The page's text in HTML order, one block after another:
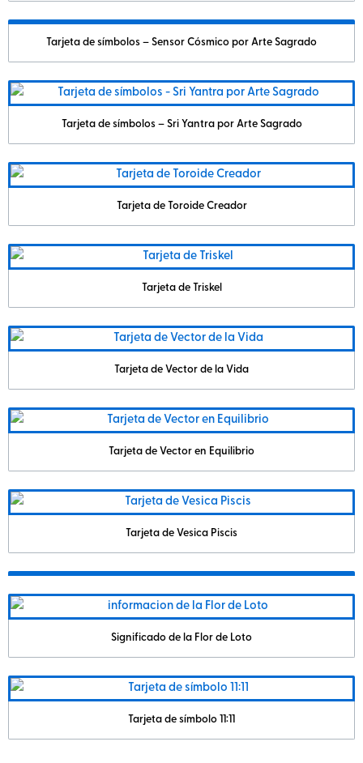
Tarjeta de símbolos – Sensor Cósmico por Arte Sagrado
Tarjeta de símbolos – Sri Yantra por Arte Sagrado
Tarjeta de Toroide Creador
Tarjeta de Triskel
Tarjeta de Vector de la Vida
Tarjeta de Vector en Equilibrio
Tarjeta de Vesica Piscis
Significado de la Flor de Loto
Tarjeta de símbolo 11:11